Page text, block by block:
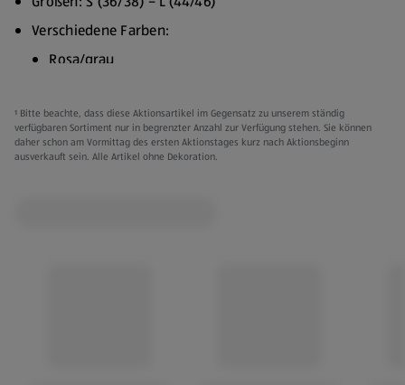
Verschiedene Farben:
Rosa/grau
Hautfarben/schwarz
60 % Baumwolle, 40 % Polyester
¹ Bitte beachte, dass diese Aktionsartikel im Gegensatz zu unserem ständig
verfügbaren Sortiment nur in begrenzter Anzahl zur Verfügung stehen. Sie können
daher schon am Vormittag des ersten Aktionstages kurz nach Aktionsbeginn
ausverkauft sein. Alle Artikel ohne Dekoration.